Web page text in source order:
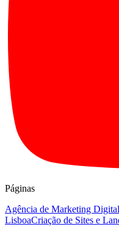
Páginas
Agência de Marketing
LisboaCriação de Sites e